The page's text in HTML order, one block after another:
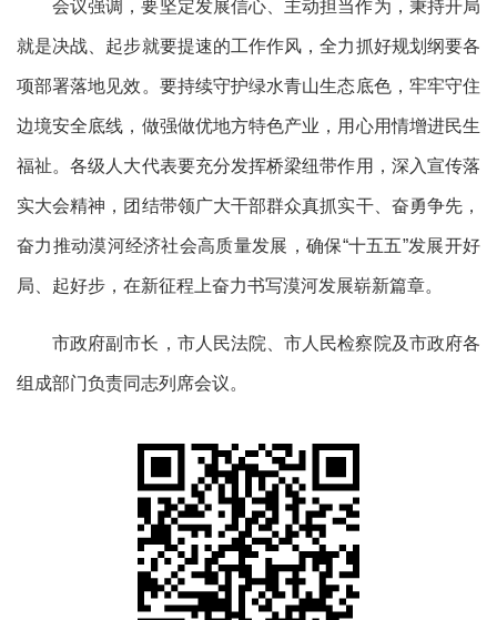
会议强调，要坚定发展信心、主动担当作为，秉持开局
就是决战、起步就要提速的工作作风，全力抓好规划纲要各
项部署落地见效。要持续守护绿水青山生态底色，牢牢守住
边境安全底线，做强做优地方特色产业，用心用情增进民生
福祉。各级人大代表要充分发挥桥梁纽带作用，深入宣传落
实大会精神，团结带领广大干部群众真抓实干、奋勇争先，
奋力推动漠河经济社会高质量发展，确保“十五五”发展开好
局、起好步，在新征程上奋力书写漠河发展崭新篇章。
市政府副市长，市人民法院、市人民检察院及市政府各
组成部门负责同志列席会议。